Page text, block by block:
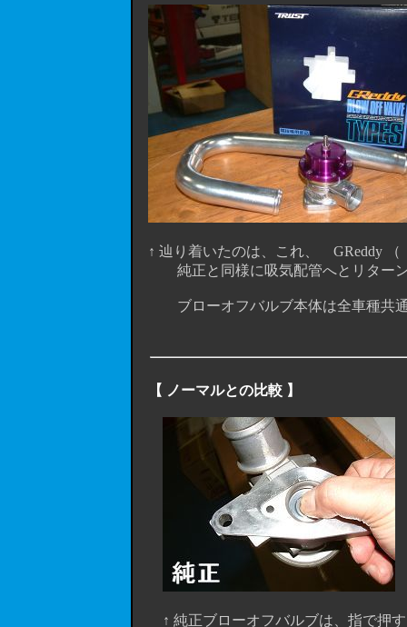
↑ 辿り着いたのは、これ、 GReddy （
純正と同様に吸気配管へとリターン
ブローオフバルブ本体は全車種共通
【 ノーマルとの比較 】
↑ 純正ブローオフバルブは、指で押す